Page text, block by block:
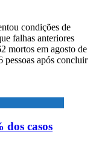
condições de
falhas anteriores
mortos em agosto de
após concluir
dos casos